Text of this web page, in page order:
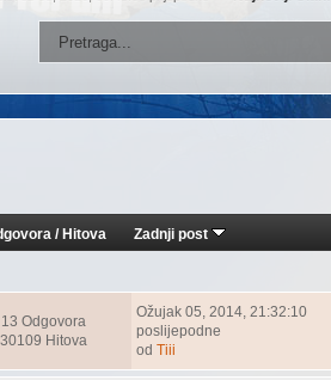
/Hitova Zadnji post
13 Odgovora
30109 Hitova
Ožujak 05, 2014, 21:32:10
poslijepodne
odTiii